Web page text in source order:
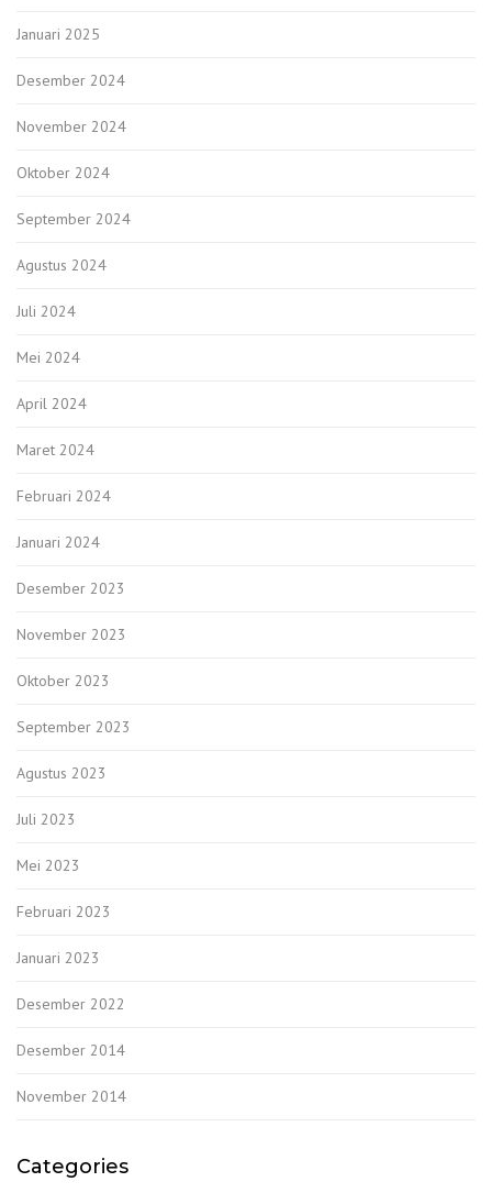
Januari 2025
Desember 2024
November 2024
Oktober 2024
September 2024
Agustus 2024
Juli 2024
Mei 2024
April 2024
Maret 2024
Februari 2024
Januari 2024
Desember 2023
November 2023
Oktober 2023
September 2023
Agustus 2023
Juli 2023
Mei 2023
Februari 2023
Januari 2023
Desember 2022
Desember 2014
November 2014
Categories